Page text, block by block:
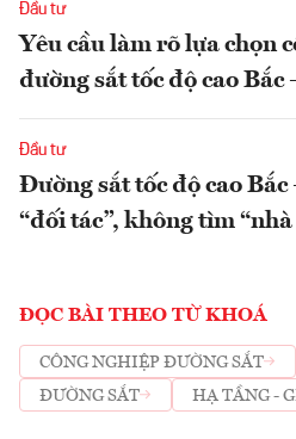
Đầu tư
Yêu cầu làm rõ lựa chọn
đường sắt tốc độ cao Bắc
Đầu tư
Đường sắt tốc độ cao
“đối tác”, không tìm
ĐỌC BÀI THEO TỪ KHOÁ
CÔNG NGHIỆP ĐƯỜNG SẮT
ĐƯỜNG SẮT
HẠ TẦNG -